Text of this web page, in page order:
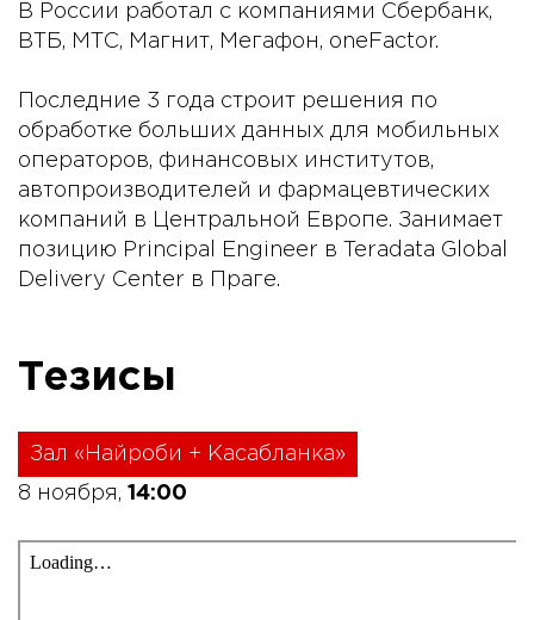
В России работал с компаниями Сбербанк,
ВТБ, МТС, Магнит, Мегафон, oneFactor.
Последние 3 года строит решения по
обработке больших данных для мобильных
операторов, финансовых институтов,
автопроизводителей и фармацевтических
компаний в Центральной Европе. Занимает
позицию Principal Engineer в Teradata Global
Delivery Center в Праге.
Тезисы
Зал «Найроби + Касабланка»
8 ноября, 14:00